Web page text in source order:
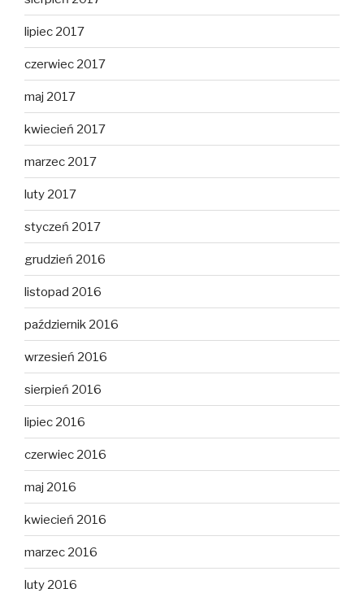
lipiec 2017
czerwiec 2017
maj 2017
kwiecień 2017
marzec 2017
luty 2017
styczeń 2017
grudzień 2016
listopad 2016
październik 2016
wrzesień 2016
sierpień 2016
lipiec 2016
czerwiec 2016
maj 2016
kwiecień 2016
marzec 2016
luty 2016